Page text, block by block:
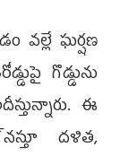
వల్లే ఘర్షణ
గొడ్డును
ఈ
దళిత,